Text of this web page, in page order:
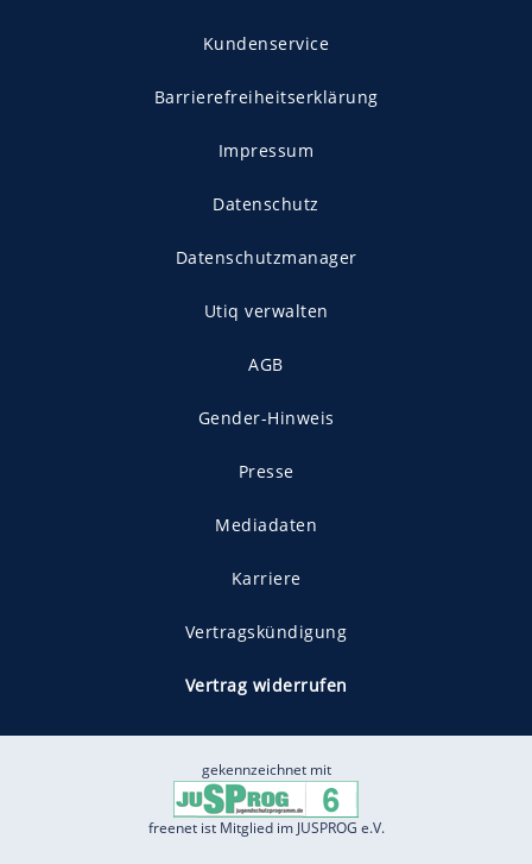
Kundenservice
Barrierefreiheitserklärung
Impressum
Datenschutz
Datenschutzmanager
Utiq verwalten
AGB
Gender-Hinweis
Presse
Mediadaten
Karriere
Vertragskündigung
Vertrag widerrufen
gekennzeichnet mit
freenet ist Mitglied im JUSPROG e.V.